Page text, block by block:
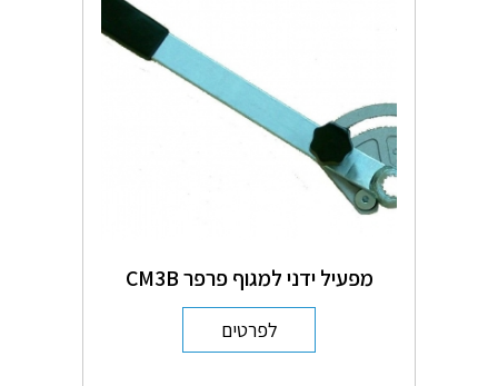
מפעיל ידני למגוף פרפר CM3B
לפרטים